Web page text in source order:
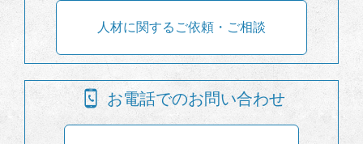
人材に関するご依頼・ご相談
お電話でのお問い合わせ